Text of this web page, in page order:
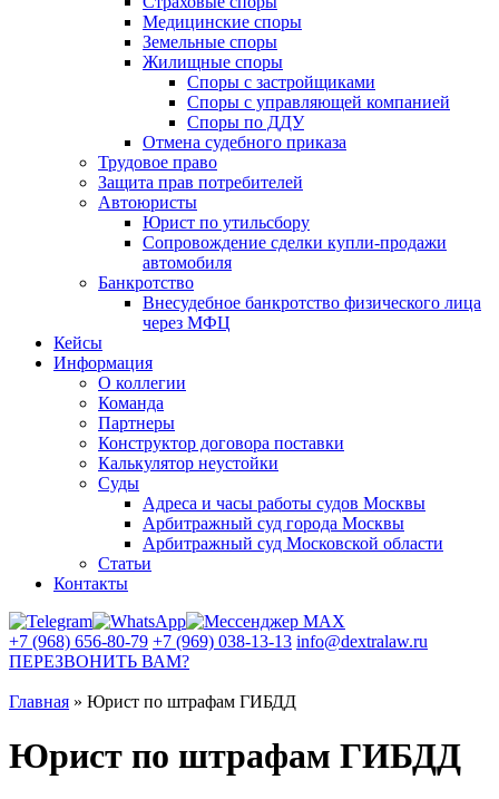
Медицинские споры
Земельные споры
Жилищные споры
Споры с застройщиками
Споры с управляющей компанией
Споры по ДДУ
Отмена судебного приказа
Трудовое право
Защита прав потребителей
Автоюристы
Юрист по утильсбору
Сопровождение сделки купли-продажи
автомобиля
Банкротство
Внесудебное банкротство физического лица
через МФЦ
Кейсы
Информация
О коллегии
Команда
Партнеры
Конструктор договора поставки
Калькулятор неустойки
Суды
Адреса и часы работы судов Москвы
Арбитражный суд города Москвы
Арбитражный суд Московской области
Статьи
Контакты
+7 (968) 656-80-79 +7 (969) 038-13-13 info@dextralaw.ru
ПЕРЕЗВОНИТЬ ВАМ?
Главная » Юрист по штрафам ГИБДД
Юрист по штрафам ГИБДД